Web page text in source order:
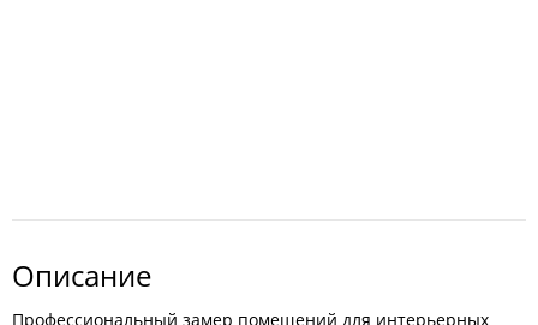
Описание
Профессиональный замер помещений для интерьерных